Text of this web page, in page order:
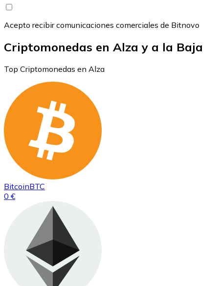
Acepto recibir comunicaciones comerciales de Bitnovo
Criptomonedas en Alza y a la Baja
Top Criptomonedas en Alza
BitcoinBTC
0 €